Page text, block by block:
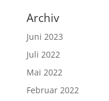
Archiv
Juni 2023
Juli 2022
Mai 2022
Februar 2022